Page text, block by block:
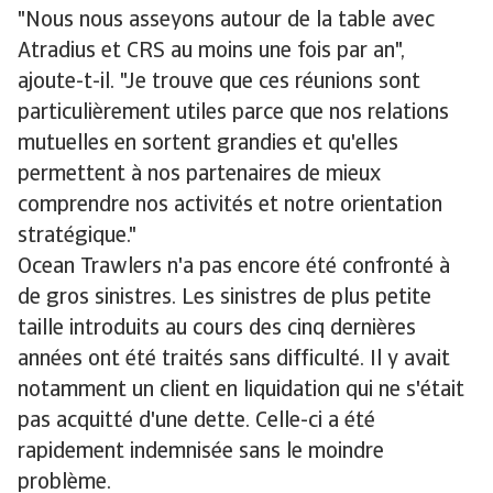
"Nous nous asseyons autour de la table avec
Atradius et CRS au moins une fois par an",
ajoute-t-il. "Je trouve que ces réunions sont
particulièrement utiles parce que nos relations
mutuelles en sortent grandies et qu'elles
permettent à nos partenaires de mieux
comprendre nos activités et notre orientation
stratégique."
Ocean Trawlers n'a pas encore été confronté à
de gros sinistres. Les sinistres de plus petite
taille introduits au cours des cinq dernières
années ont été traités sans difficulté. Il y avait
notamment un client en liquidation qui ne s'était
pas acquitté d'une dette. Celle-ci a été
rapidement indemnisée sans le moindre
problème.